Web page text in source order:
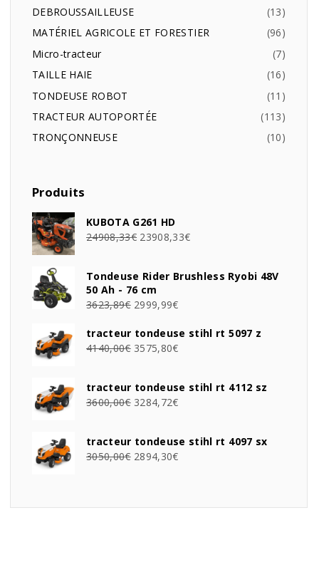
DEBROUSSAILLEUSE
13
MATÉRIEL AGRICOLE ET FORESTIER
96
Micro-tracteur
7
TAILLE HAIE
16
TONDEUSE ROBOT
11
TRACTEUR AUTOPORTÉE
113
TRONÇONNEUSE
10
Produits
KUBOTA G261 HD
24908,33€ 23908,33€
Tondeuse Rider Brushless Ryobi 48V
50 Ah - 76 cm
3623,89€ 2999,99€
tracteur tondeuse stihl rt 5097 z
4140,00€ 3575,80€
tracteur tondeuse stihl rt 4112 sz
3600,00€ 3284,72€
tracteur tondeuse stihl rt 4097 sx
3050,00€ 2894,30€